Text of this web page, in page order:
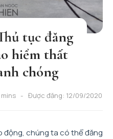
tục đăng
hiểm thất
chóng
Được đăng: 12/09/2020
động, chúng ta có thể đăng